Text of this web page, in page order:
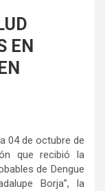
EN
04 de octubre de
que recibió la
de Dengue
Borja”, la